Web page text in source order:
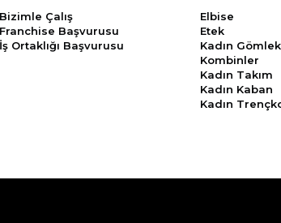
Bizimle Çalış
Franchise Başvurusu
İş Ortaklığı Başvurusu
Elbise
Etek
Kadın Gömlek
Kombinler
Kadın Takım
Kadın Kaban
Kadın